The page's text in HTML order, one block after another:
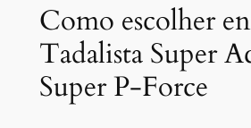
Como escolher
Tadalista Super
Super P-Force